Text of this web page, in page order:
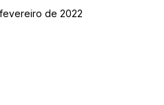
de 2022